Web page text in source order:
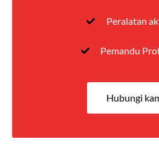
Peralatan
Pemandu
Hubungi